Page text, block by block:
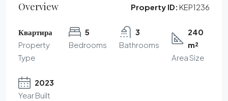
Overview Property ID: KEP1236
Квартира
Property
Type
5
Bedrooms
3
Bathrooms
240
m²
Area Size
2023
Year Built